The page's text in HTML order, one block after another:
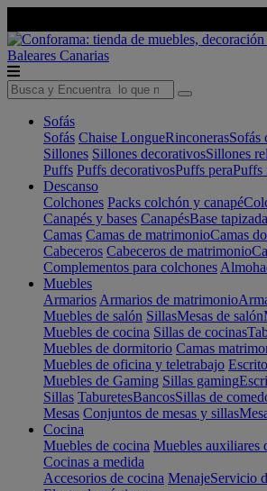
Baleares Canarias
Sofás
Sofás Chaise LongueRinconerasSofás
Sillones Sillones decorativosSillones
Puffs Puffs decorativosPuffs peraPuffs
Descanso
Colchones Packs colchón y canapé
Canapés y bases CanapésBase
Camas Camas de matrimonioCamas
Cabeceros Cabeceros de matrimonio
Complementos para colchones
Muebles
Armarios Armarios de matrimonio
Muebles de salón SillasMesas de salón
Muebles de cocina Sillas de cocinas
Muebles de dormitorio Camas
Muebles de oficina y teletrabajo
Muebles de Gaming Sillas gaming
Sillas TaburetesBancosSillas de
Mesas Conjuntos de mesas y sillas
Cocina
Muebles de cocina Muebles auxiliares
Cocinas a medida
Accesorios de cocina MenajeServicio